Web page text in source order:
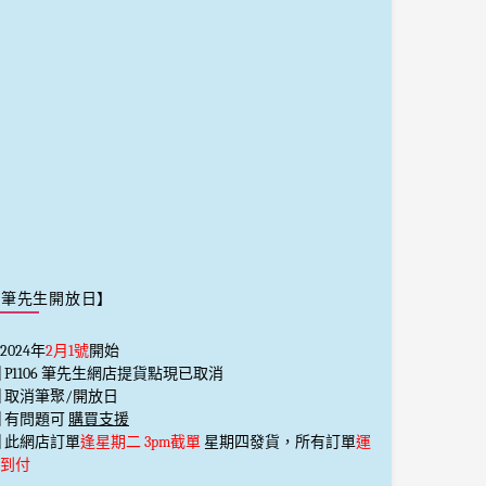
先生開放日】
年2月1號開始
P1106 筆先生網店提貨點現已取消
取消筆聚/開放日
有問題可 購買支援
此網店訂單逢星期二 3pm截單 星期四發貨，所有訂單運
付